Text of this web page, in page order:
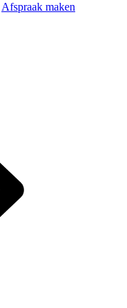
Afspraak maken